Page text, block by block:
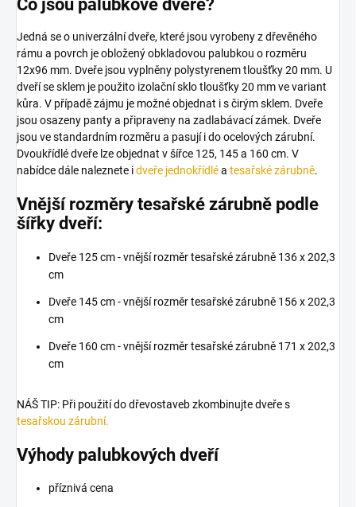
Co jsou palubkové dveře?
Jedná se o univerzální dveře, které jsou vyrobeny z dřevěného
rámu a povrch je obložený obkladovou palubkou o rozměru
12x96 mm. Dveře jsou vyplněny polystyrenem tloušťky 20 mm. U
dveří se sklem je použito izolační sklo tloušťky 20 mm ve variant
kůra. V případě zájmu je možné objednat i s čirým sklem. Dveře
jsou osazeny panty a připraveny na zadlabávací zámek. Dveře
jsou ve standardním rozměru a pasují i do ocelových zárubní.
Dvoukřídlé dveře lze objednat v šířce 125, 145 a 160 cm. V
nabídce dále naleznete idveře jednokřídléa tesařské zárubně.
Vnější rozměry tesařské zárubně podle
šířky dveří:
Dveře 125 cm - vnější rozměr tesařské zárubně 136 x 202,3
cm
Dveře 145 cm - vnější rozměr tesařské zárubně 156 x 202,3
cm
Dveře 160 cm - vnější rozměr tesařské zárubně 171 x 202,3
cm
NÁŠ TIP: Při použití do dřevostaveb zkombinujte dveře s
tesařskou zárubní.
Výhody palubkových dveří
příznivá cena